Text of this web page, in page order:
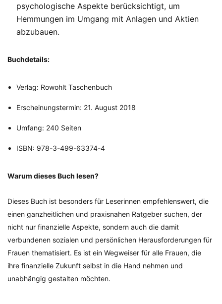
psychologische Aspekte berücksichtigt, um
Hemmungen im Umgang mit Anlagen und Aktien
abzubauen.
Buchdetails:
Verlag: Rowohlt Taschenbuch
Erscheinungstermin: 21. August 2018
Umfang: 240 Seiten
ISBN: 978-3-499-63374-4
Warum dieses Buch lesen?
Dieses Buch ist besonders für Leserinnen empfehlenswert, die
einen ganzheitlichen und praxisnahen Ratgeber suchen, der
nicht nur finanzielle Aspekte, sondern auch die damit
verbundenen sozialen und persönlichen Herausforderungen für
Frauen thematisiert. Es ist ein Wegweiser für alle Frauen, die
ihre finanzielle Zukunft selbst in die Hand nehmen und
unabhängig gestalten möchten.